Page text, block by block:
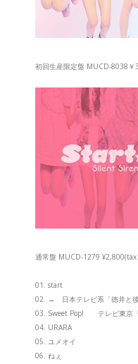
初回生産限定盤 MUCD-8038
通常盤 MUCD-1279
01. start
02. → 日本テレビ系「徳井と後
03. Sweet Pop! テレビ東京『
04. URARA
05. ユメオイ
06. ねぇ